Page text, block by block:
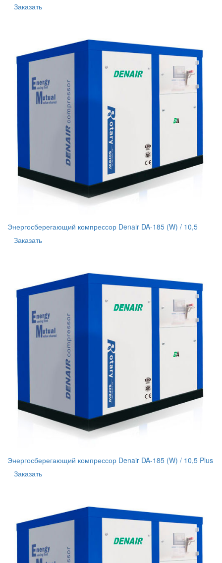
Заказать
Энергосберегающий компрессор Denair DA-185 (W) / 10,5
Заказать
Энергосберегающий компрессор Denair DA-185 (W) / 10,5 Plus
Заказать